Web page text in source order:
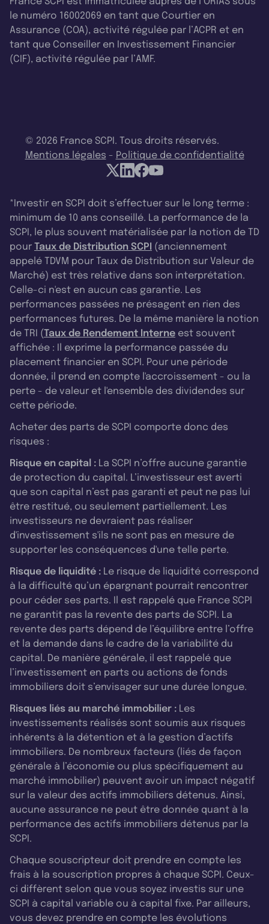
le numéro 16002069 en tant que Courtier en
Assurance (COA), activité régulée par l’ACPR et en
tant que Conseiller en Investissement Financier
(CIF), activité régulée par l’AMF.
© 2026 France SCPI. Tous droits réservés.
Mentions légales - Politique de confidentialité
*Investir en SCPI doit s’effectuer sur le long terme :
minimum de 10 ans conseillé. La performance de la
SCPI, le plus souvent matérialisée par la notion de TD
pour Taux de Distribution SCPI (anciennement
appelé TDVM pour Taux de Distribution sur Valeur de
Marché) est très relative dans son interprétation.
Celle-ci n'est en aucun cas garantie. Les
performances passées ne présagent en rien des
performances futures. De la même manière la notion
de TRI (Taux de Rendement Interne est souvent
affichée : Il exprime la performance passée du
placement financier en SCPI. Pour une période
donnée, il prend en compte l'accroissement - ou la
perte - de valeur et l'ensemble des dividendes sur
cette période.
Acheter des parts de SCPI comporte donc des
risques :
Risque en capital : La SCPI n’offre aucune garantie
de protection du capital. L’investisseur est averti
que son capital n’est pas garanti et peut ne pas lui
être restitué, ou seulement partiellement. Les
investisseurs ne devraient pas réaliser
d'investissement s'ils ne sont pas en mesure de
supporter les conséquences d'une telle perte.
Risque de liquidité : Le risque de liquidité correspond
à la difficulté qu’un épargnant pourrait rencontrer
pour céder ses parts. Il est rappelé que France SCPI
ne garantit pas la revente des parts de SCPI. La
revente des parts dépend de l’équilibre entre l’offre
et la demande dans le cadre de la variabilité du
capital. De manière générale, il est rappelé que
l’investissement en parts ou actions de fonds
immobiliers doit s’envisager sur une durée longue.
Risques liés au marché immobilier : Les
investissements réalisés sont soumis aux risques
inhérents à la détention et à la gestion d’actifs
immobiliers. De nombreux facteurs (liés de façon
générale à l’économie ou plus spécifiquement au
marché immobilier) peuvent avoir un impact négatif
sur la valeur des actifs immobiliers détenus. Ainsi,
aucune assurance ne peut être donnée quant à la
performance des actifs immobiliers détenus par la
SCPI.
Chaque souscripteur doit prendre en compte les
frais à la souscription propres à chaque SCPI. Ceux-
ci diffèrent selon que vous soyez investis sur une
SCPI à capital variable ou à capital fixe. Par ailleurs,
vous devez prendre en compte les évolutions